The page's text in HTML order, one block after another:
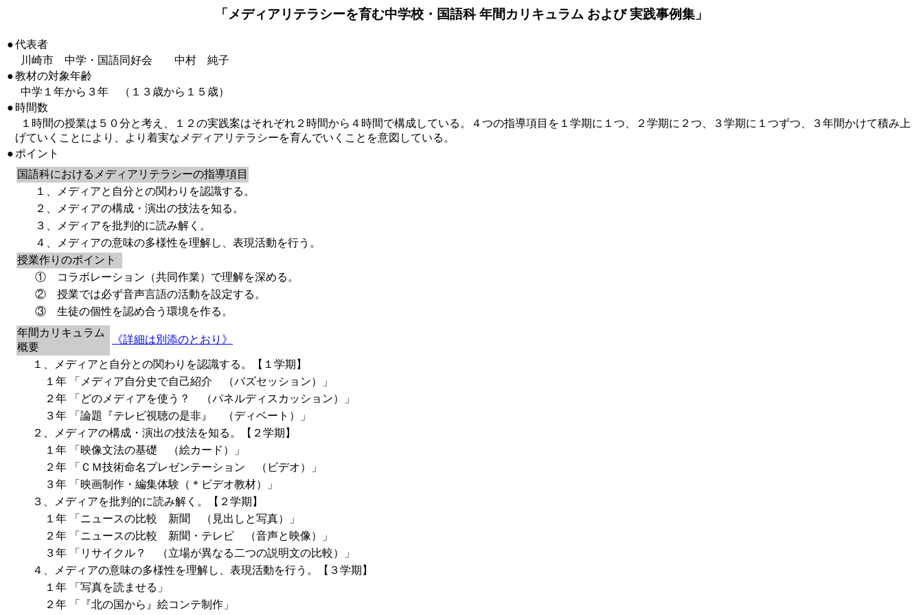
「メディアリテラシーを育む中学校・国語科 年間カリキュラム および 実践事例集」
●代表者
川崎市 中学・国語同好会 中村 純子
●教材の対象年齢
中学１年から３年 （１３歳から１５歳）
● 時間数
１時間の授業は５０分と考え、１２の実践案はそれぞれ２時間から４時間で構成している。４つの指導項目を１学期に１つ、２学期に２つ、３学期に１つずつ、３年間かけて積み上
げていくことにより、より着実なメディアリテラシーを育んでいくことを意図している。
● ポイント
国語科におけるメディアリテラシーの指導項目
１、メディアと自分との関わりを認識する。
２、メディアの構成・演出の技法を知る。
３、メディアを批判的に読み解く。
４、メディアの意味の多様性を理解し、表現活動を行う。
授業作りのポイント
① コラボレーション（共同作業）で理解を深める。
② 授業では必ず音声言語の活動を設定する。
③ 生徒の個性を認め合う環境を作る。
年間カリキュラム
概要
《詳細は別添のとおり》
１、メディアと自分との関わりを認識する。【１学期】
１年 「メディア自分史で自己紹介 （バズセッション）」
２年 「どのメディアを使う？ （パネルディスカッション）」
３年 「論題『テレビ視聴の是非』 （ディベート）」
２、メディアの構成・演出の技法を知る。【２学期】
１年 「映像文法の基礎 （絵カード）」
２年 「ＣＭ技術命名プレゼンテーション （ビデオ）」
３年 「映画制作・編集体験（＊ビデオ教材）」
３、メディアを批判的に読み解く。【２学期】
１年 「ニュースの比較 新聞 （見出しと写真）」
２年 「ニュースの比較 新聞・テレビ （音声と映像）」
３年 「リサイクル？ （立場が異なる二つの説明文の比較）」
４、メディアの意味の多様性を理解し、表現活動を行う。【３学期】
１年 「写真を読ませる」
２年 「『北の国から』絵コンテ制作」